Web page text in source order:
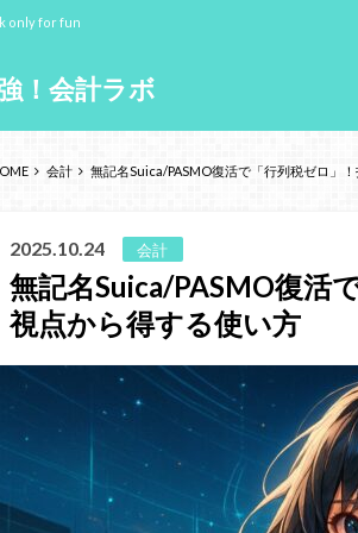
！会計ラボ
only for fun
会計 無記名Suica/PASMO復活で「行列税ゼロ」
2025.10.24 会計
無記名Suica/PASMO復活
視点から得する使い方